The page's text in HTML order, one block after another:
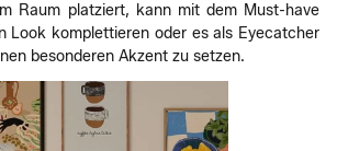
Raum platziert, kann mit dem Must-have
Look komplettieren oder es als Eyecatcher
besonderen Akzent zu setzen.